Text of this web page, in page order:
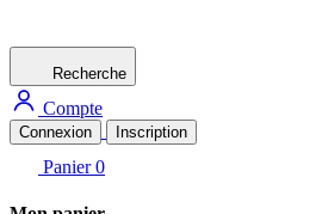
Recherche
Compte
Connexion Inscription
Panier 0